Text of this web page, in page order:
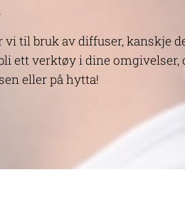
vi til bruk av diffuser, kanskje
ett verktøy i dine omgivelser,
eller på hytta!